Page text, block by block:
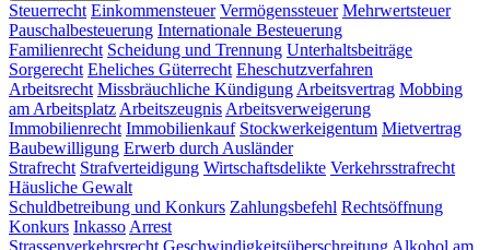
Steuerrecht Einkommensteuer Vermögenssteuer Mehrwertsteuer
Pauschalbesteuerung Internationale Besteuerung
Familienrecht Scheidung und Trennung Unterhaltsbeiträge
Sorgerecht Eheliches Güterrecht Eheschutzverfahren
Arbeitsrecht Missbräuchliche Kündigung Arbeitsvertrag Mobbing
am Arbeitsplatz Arbeitszeugnis Arbeitsverweigerung
Immobilienrecht Immobilienkauf Stockwerkeigentum Mietvertrag
Baubewilligung Erwerb durch Ausländer
Strafrecht Strafverteidigung Wirtschaftsdelikte Verkehrsstrafrecht
Häusliche Gewalt
Schuldbetreibung und Konkurs Zahlungsbefehl Rechtsöffnung
Konkurs Inkasso Arrest
Strassenverkehrsrecht Geschwindigkeitsüberschreitung Alkohol am